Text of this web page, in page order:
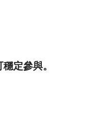
定參與。